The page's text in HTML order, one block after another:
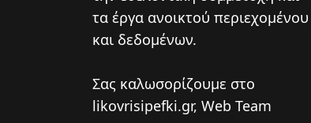
τα έργα ανοικτού περιεχομένου
και δεδομένων.
Σας καλωσορίζουμε στο
likovrisipefki.gr, Web Team